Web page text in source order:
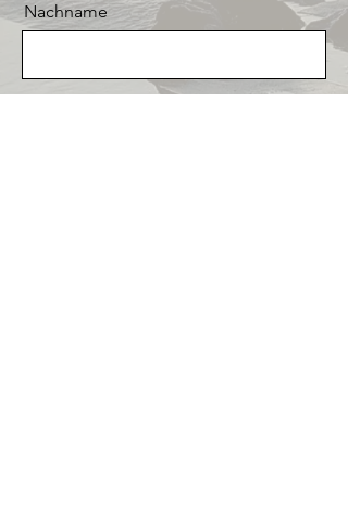
Nachname